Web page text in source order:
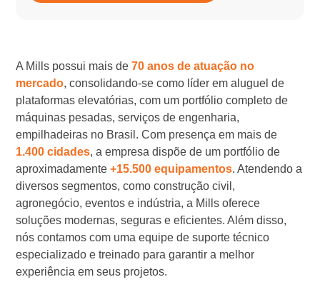
A Mills possui mais de70 anos de atuação no
mercado, consolidando-se como líder em aluguel de
plataformas elevatórias, com um portfólio completo de
máquinas pesadas, serviços de engenharia,
empilhadeiras no Brasil. Com presença em mais de
1.400 cidades, a empresa dispõe de um portfólio de
aproximadamente+15.500 equipamentos. Atendendo a
diversos segmentos, como construção civil,
agronegócio, eventos e indústria, a Mills oferece
soluções modernas, seguras e eficientes. Além disso,
nós contamos com uma equipe de suporte técnico
especializado e treinado para garantir a melhor
experiência em seus projetos.